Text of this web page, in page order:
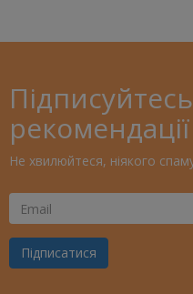
рекомендації
Не хвилюйтеся, ніякого
Ваш
Email
Підписатися